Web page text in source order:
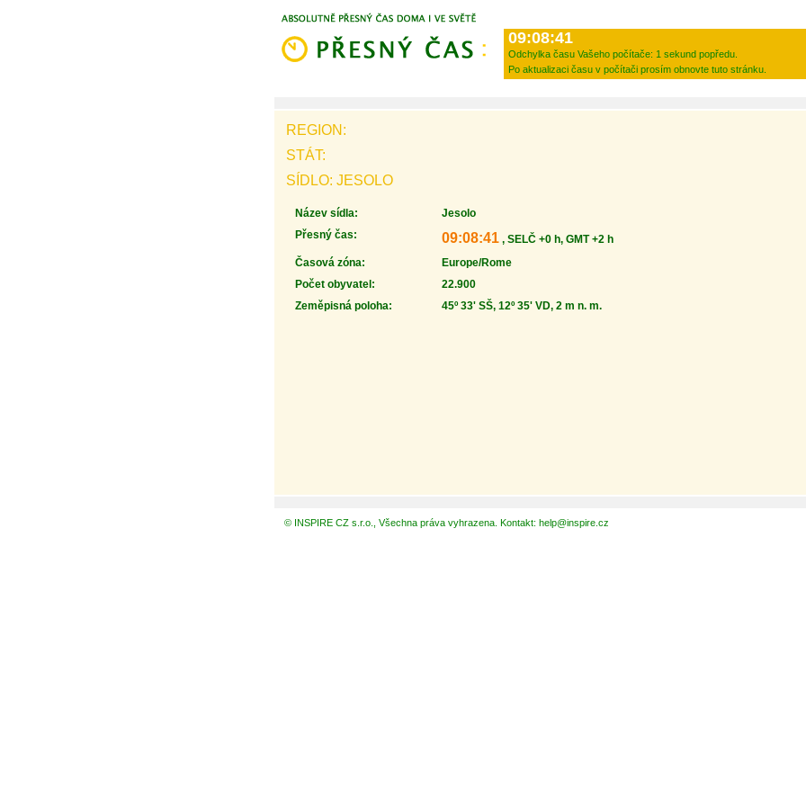
09:08:41
Odchylka času Vašeho počítače: 1 sekund popředu.
Po aktualizaci času v počítači prosím obnovte tuto stránku.
REGION:
STÁT:
SÍDLO: JESOLO
Název sídla:
Jesolo
Přesný čas:
09:08:41 , SELČ +0 h, GMT +2 h
Časová zóna:
Europe/Rome
Počet obyvatel:
22.900
Zeměpisná poloha:
45º 33' SŠ, 12º 35' VD, 2 m n. m.
© INSPIRE CZ s.r.o., Všechna práva vyhrazena. Kontakt: help@inspire.cz